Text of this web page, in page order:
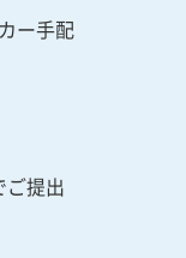
ー手配
ご提出